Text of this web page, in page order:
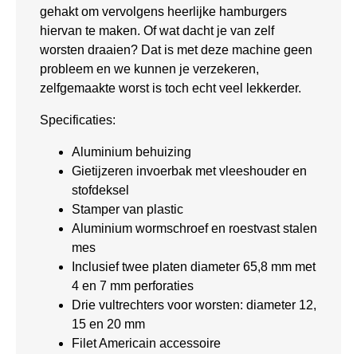
gehakt om vervolgens heerlijke hamburgers
hiervan te maken. Of wat dacht je van zelf
worsten draaien? Dat is met deze machine geen
probleem en we kunnen je verzekeren,
zelfgemaakte worst is toch echt veel lekkerder.
Specificaties:
Aluminium behuizing
Gietijzeren invoerbak met vleeshouder en
stofdeksel
Stamper van plastic
Aluminium wormschroef en roestvast stalen
mes
Inclusief twee platen diameter 65,8 mm met
4 en 7 mm perforaties
Drie vultrechters voor worsten: diameter 12,
15 en 20 mm
Filet Americain accessoire